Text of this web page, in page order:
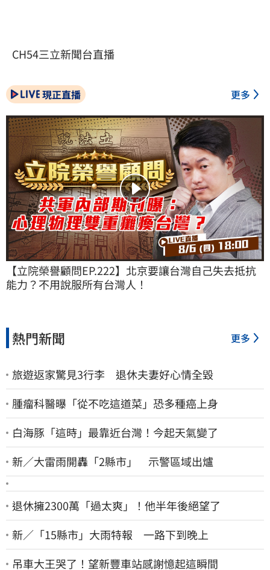
CH54三立新聞台直播
現正直播 更多
【立院榮譽顧問EP.222】北京要讓台灣自己失去抵抗
能力？不用說服所有台灣人！
熱門新聞 更多
旅遊返家驚見3行李 退休夫妻好心情全毀
腫瘤科醫曝「從不吃這道菜」恐多種癌上身
白海豚「這時」最靠近台灣！今起天氣變了
新／大雷雨開轟「2縣市」 示警區域出爐
退休擁2300萬「過太爽」！他半年後絕望了
新／「15縣市」大雨特報 一路下到晚上
吊車大王哭了！望新豐車站感謝憶起這瞬間